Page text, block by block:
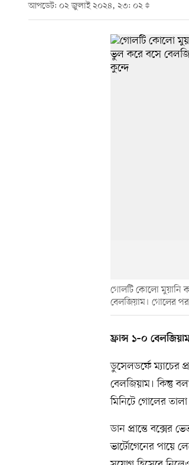
আপডেট: ০২ জুলাই ২০২৪, ২৩: ০২
গোলটি কোলো মুয়ানি
বেলজিয়াম। গোলের
ফ্রান্স ১–০
ডুসেলডর্ফে ম্যাচের
বেলজিয়াম। কিন্তু
মিনিটে গোলের তালা
ডান প্রান্তে বক্সের
ভার্টোগেনের পায়ে